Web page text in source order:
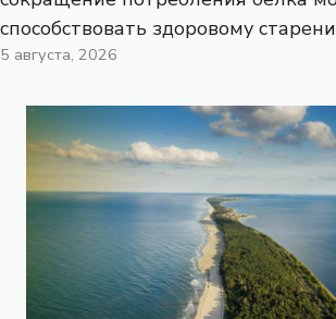
способствовать здоровому
5 августа, 2026